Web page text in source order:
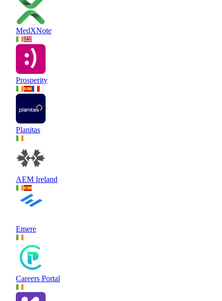
MedXNote
Prosperity
Planitas
AEM Ireland
Emere
Careers Portal